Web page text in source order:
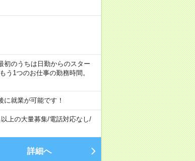
のうちは日勤からのスター
1つのお仕事の勤務時間。
就業が可能です！
上の大量募集/電話対応なし/
詳細へ